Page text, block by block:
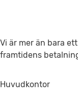
Vi är mer än bara
framtidens
Huvudkontor